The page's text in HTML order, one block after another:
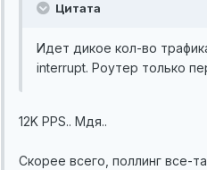
Цитата
Идет дикое кол-во
interrupt. Роутер только
12K PPS.. Мдя..
Скорее всего, поллинг все-